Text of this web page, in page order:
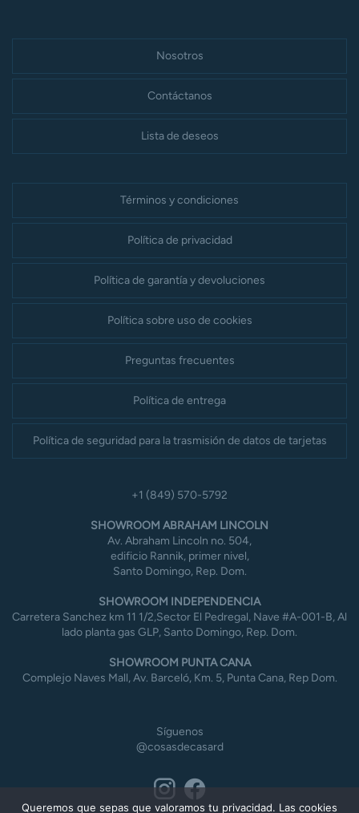
Nosotros
Contáctanos
Lista de deseos
Términos y condiciones
Política de privacidad
Política de garantía y devoluciones
Política sobre uso de cookies
Preguntas frecuentes
Política de entrega
Política de seguridad para la trasmisión de datos de tarjetas
+1 (849) 570-5792
SHOWROOM ABRAHAM LINCOLN
Av. Abraham Lincoln no. 504,
edificio Rannik, primer nivel,
Santo Domingo, Rep. Dom.
SHOWROOM INDEPENDENCIA
Carretera Sanchez km 11 1/2,Sector El Pedregal, Nave #A-001-B, Al
lado planta gas GLP, Santo Domingo, Rep. Dom.
SHOWROOM PUNTA CANA
Complejo Naves Mall, Av. Barceló, Km. 5, Punta Cana, Rep Dom.
Síguenos
@cosasdecasard
Queremos que sepas que valoramos tu privacidad. Las cookies